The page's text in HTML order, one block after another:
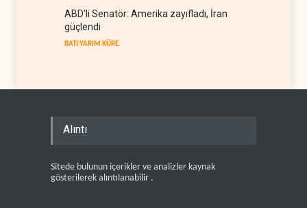
ABD'li Senatör: Amerika zayıfladı, İran
güçlendi
BATI YARIM KÜRE
Alıntı
Sitede bulunun içerikler ve analizler kaynak
gösterilerek alıntılanabilir .